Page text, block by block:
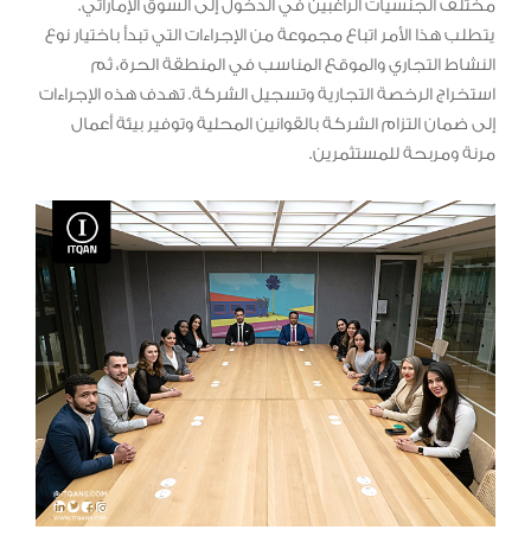
مختلف الجنسيات الراغبين في الدخول إلى السوق الإماراتي.
يتطلب هذا الأمر اتباع مجموعة من الإجراءات التي تبدأ باختيار نوع
النشاط التجاري والموقع المناسب في المنطقة الحرة، ثم
استخراج الرخصة التجارية وتسجيل الشركة. تهدف هذه الإجراءات
إلى ضمان التزام الشركة بالقوانين المحلية وتوفير بيئة أعمال
مرنة ومربحة للمستثمرين.